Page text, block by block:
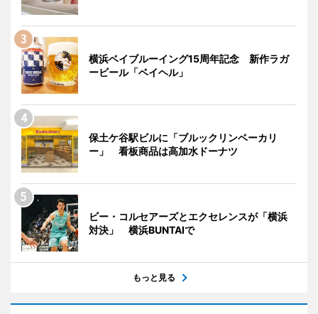
横浜ベイブルーイング15周年記念 新作ラガ
ービール「ベイヘル」
保土ケ谷駅ビルに「ブルックリンベーカリ
ー」 看板商品は高加水ドーナツ
ビー・コルセアーズとエクセレンスが「横浜
対決」 横浜BUNTAIで
もっと見る